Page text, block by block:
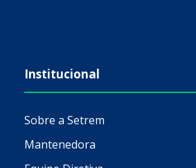
Institucional
Sobre a Setrem
Mantenedora